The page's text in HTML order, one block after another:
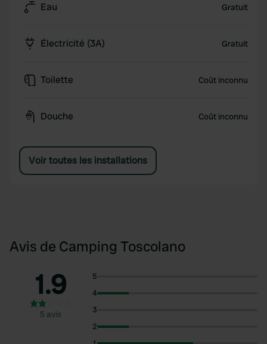
Eau Gratuit
Électricité (3A) Gratuit
Toilette Coût inconnu
Douche Coût inconnu
Voir toutes les installations
Avis de Camping Toscolano
1.9
5 avis
5
4
3
2